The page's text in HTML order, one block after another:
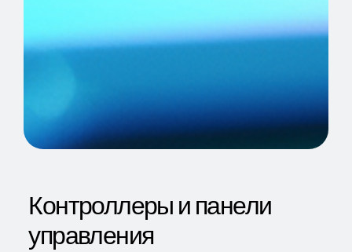
Контроллеры и панели
управления